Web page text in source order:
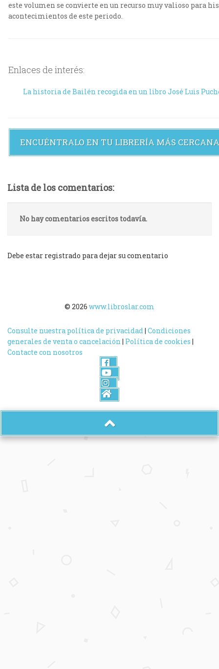
este volumen se convierte en un recurso muy valioso para
acontecimientos de este periodo.
Enlaces de interés:
La historia de Bailén recogida en un libro José Luis
ENCUÉNTRALO EN TU LIBRERÍA MÁS
Lista de los comentarios:
No hay comentarios escritos todavía.
Debe estar registrado para dejar su comentario
© 2026 www.libroslar.com
Consulte nuestra política de privacidad| Condiciones
generales de venta o cancelación | Política de cookies |
Contacte con nosotros